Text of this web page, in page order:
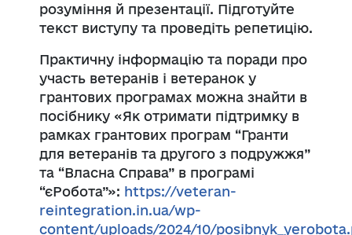
розуміння й презентації. Підготуйте
текст виступу та проведіть репетицію.
Практичну інформацію та поради про
участь ветеранів і ветеранок у
грантових програмах можна знайти в
посібнику «Як отримати підтримку в
рамках грантових програм “Гранти
для ветеранів та другого з подружжя”
та “Власна Справа” в програмі
“єРобота”»: https://veteran-
reintegration.in.ua/wp-
content/uploads/2024/10/